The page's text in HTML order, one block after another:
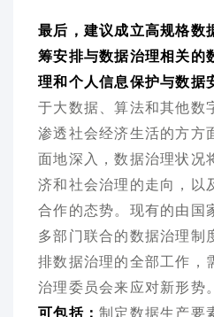
最后，建议成立高规格数
筹安排与数据治理相关的
理和个人信息保护与数据
于大数据、算法和其他数
渗透社会经济生活的方方
面地深入，数据治理状况
济和社会治理的走向，以
合作的态势。现有的由国
多部门联合的数据治理制
排数据治理的全部工作，
治理委员会来应对新形势
可包括：制定数据生产要